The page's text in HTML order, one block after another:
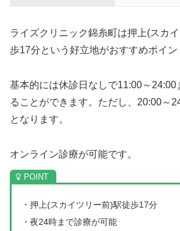
ライズクリニック錦糸町は押上(スカ
歩17分という好立地がおすすめポイン
基本的には休診日なしで11:00～24:00
ることができます。ただし、20:00～
となります。
オンライン診療が可能です。
・押上(スカイツリー前)駅徒歩17分
・夜24時まで診療が可能